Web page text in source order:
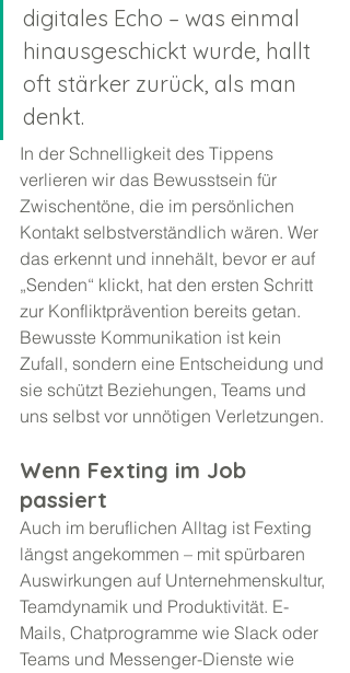
digitales Echo – was einmal
hinausgeschickt wurde, hallt
oft stärker zurück, als man
denkt.
In der Schnelligkeit des Tippens
verlieren wir das Bewusstsein für
Zwischentöne, die im persönlichen
Kontakt selbstverständlich wären. Wer
das erkennt und innehält, bevor er auf
„Senden“ klickt, hat den ersten Schritt
zur Konfliktprävention bereits getan.
Bewusste Kommunikation ist kein
Zufall, sondern eine Entscheidung und
sie schützt Beziehungen, Teams und
uns selbst vor unnötigen Verletzungen.
Wenn Fexting im Job
passiert
Auch im beruflichen Alltag ist Fexting
längst angekommen – mit spürbaren
Auswirkungen auf Unternehmenskultur,
Teamdynamik und Produktivität. E-
Mails, Chatprogramme wie Slack oder
Teams und Messenger-Dienste wie